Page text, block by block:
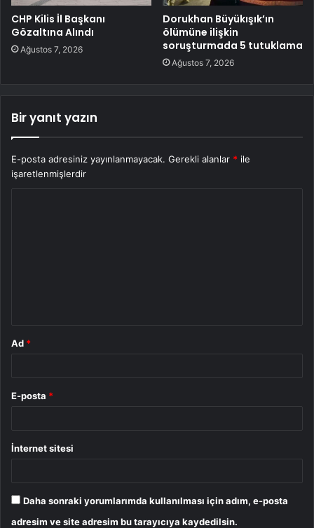
CHP Kilis İl Başkanı
Gözaltına Alındı
Ağustos 7, 2026
Dorukhan Büyükışık’ın
ölümüne ilişkin
soruşturmada 5 tutuklama
Ağustos 7, 2026
Bir yanıt yazın
E-posta adresiniz yayınlanmayacak. Gerekli alanlar * ile
işaretlenmişlerdir
Ad *
E-posta *
İnternet sitesi
Daha sonraki yorumlarımda kullanılması için adım, e-posta
adresim ve site adresim bu tarayıcıya kaydedilsin.